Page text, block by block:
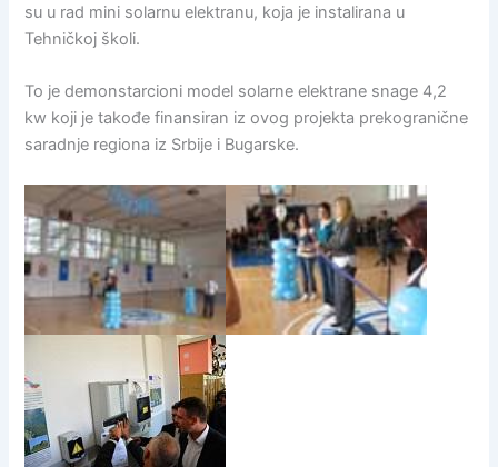
su u rad mini solarnu elektranu, koja je instalirana u
Tehničkoj školi.
To je demonstarcioni model solarne elektrane snage 4,2
kw koji je takođe finansiran iz ovog projekta prekogranične
saradnje regiona iz Srbije i Bugarske.